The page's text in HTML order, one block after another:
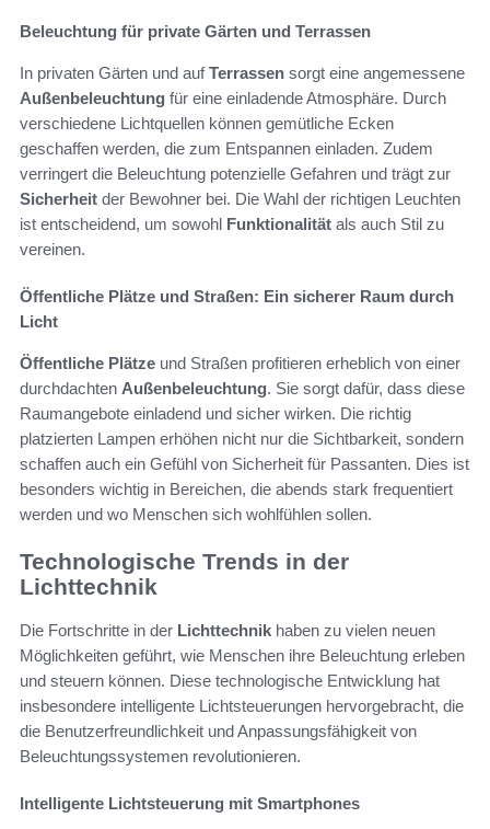
Beleuchtung für private Gärten und Terrassen
In privaten Gärten und aufTerrassen sorgt eine angemessene
Außenbeleuchtung für eine einladende Atmosphäre. Durch
verschiedene Lichtquellen können gemütliche Ecken
geschaffen werden, die zum Entspannen einladen. Zudem
verringert die Beleuchtung potenzielle Gefahren und trägt zur
Sicherheit der Bewohner bei. Die Wahl der richtigen Leuchten
ist entscheidend, um sowohl Funktionalität als auch Stil zu
vereinen.
Öffentliche Plätze und Straßen: Ein sicherer Raum durch
Licht
Öffentliche Plätze und Straßen profitieren erheblich von einer
durchdachten Außenbeleuchtung. Sie sorgt dafür, dass diese
Raumangebote einladend und sicher wirken. Die richtig
platzierten Lampen erhöhen nicht nur die Sichtbarkeit, sondern
schaffen auch ein Gefühl von Sicherheit für Passanten. Dies ist
besonders wichtig in Bereichen, die abends stark frequentiert
werden und wo Menschen sich wohlfühlen sollen.
Technologische Trends in der
Lichttechnik
Die Fortschritte in der Lichttechnik haben zu vielen neuen
Möglichkeiten geführt, wie Menschen ihre Beleuchtung erleben
und steuern können. Diese technologische Entwicklung hat
insbesondere intelligente Lichtsteuerungen hervorgebracht, die
die Benutzerfreundlichkeit und Anpassungsfähigkeit von
Beleuchtungssystemen revolutionieren.
Intelligente Lichtsteuerung mit Smartphones